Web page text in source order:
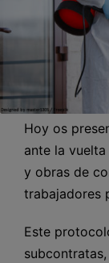
Hoy os
ante la
y obras de
trabajadores
Este